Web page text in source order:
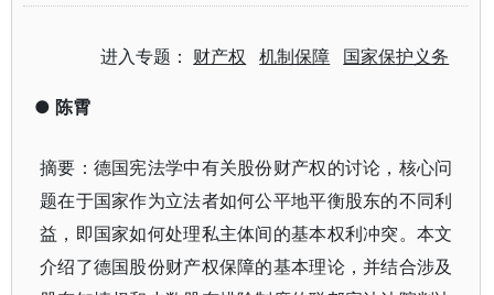
进入专题： 财产权 机制保障 国家保护义务
● 陈霄
摘要：德国宪法学中有关股份财产权的讨论，核心问题在于国家作为立法者如何公平地平衡股东的不同利益，即国家如何处理私主体间的基本权利冲突。本文介绍了德国股份财产权保障的基本理论，并结合涉及股东知情权和少数股东排除制度的联邦宪法法院判决实践，审视德国《股份法》在股份财产权的宪法要求下如何处理公司、股东与公司其他利益相关者以及不同股东群体之间的矛盾冲突。 关键词：财产权 机制保障 国家保护义务 基本权利冲突 比例原则 一、引言 我国宪法学界对于宪法基本权利教义学的讨论尚处于兴起阶段。从基本权利理论已经相当成熟的德国的经验来看，宪法教义学的形成离不开宪法在个案中的运用。如Schmidt-Aßmann教授所言，“所有宪法教义学均是由指导性判决的案情及其相关法律领域的利益结构所共同决定的”。[1]“股份财产权”属于德国宪法财产权中一较新的分支。自上个世纪90年代以来，联邦宪法法院有关股份财产权的判决大量增加。其中大部分案件涉及个别股东因多数股东或者公司管理机关的特定措施导致其股票的丧失或者股票价值的减损而引发的财产性争议。[2]股份财产权案件的增加，也推动了学界对于股份财产权教义学、股份财产权对公司法的影响等问题的讨论。[3]对于对宪法和私法各部门法的关系感兴趣的读者而言，这些讨论值得关注。从股份财产权领域的常见案件类型可以看出，股份财产权处理的核心问题并非防御国家基于财产权的“社会负担”对股东权利进行的侵犯，而是国家作为立法者如何公平地平衡股东的不同利益，换言之国家如何处理私主体之间的基本权利冲突。在德国股份有限公司法中也不乏国家为实现特定政策性目标而动用公司法手段的实例，国家的这些行为同样需要进行以基本法第14条为依据的合宪性审查。这尤其体现为因为金融危机背景下国家接管问题银行的行为。 我国的公司法的立法发端于上世纪80年代的国有企业改革。1993年通过《公司法》的首要任务在于为国有企业建立现在企业制度提供恰当的公司组织和法人治理结构。在公司法实施十年后，公司法应与国有企业改革分离，公司法应为所有市场主体提供普遍适用的规范并为所有投资者并提供平等的投资机会等观点，渐渐成为学界的共识。[4]在对公司法的任务发生认识转变的背景下，2005年的公司法取消对于国有公司的优惠性规定，强调对股东的平等对待。我国的公司法与德国的公司法一样，均承担了为商业活动提供恰当的企业组织形式的任务，均需要处理股东与公司、股东与公司其他利益相关者以及不同股东群体之间的矛盾冲突。故德国基本法中的股份财产权保障对于公司法立法者在界定股东权利及其保护的边界时提出的要求，对于我国公司法的立法也可以产生一定的借鉴作用。 本文将首先梳理股份财产权的基本理论，以勾勒出德国宪法中的“股份财产权”学说的基本面向，然后再简要介绍和分析联邦宪法法院的重要判决并分析股份财产权的宪法保障对德国《股份法》的影响。最后，本文尝试运用德国股份财产权的基本理论对我国现行公司法中有关股东权利的基本问题进行简要评析，希望可以由此从宪法角度反思我国现有的公司法制度。 二、德国宪法中有关股份财产权的基本理论 1、宪法中的财产权及股份财产权概念 在经济和社会生活中，财产权具有核心地位。如联邦宪法法院在其判决中所一贯强调的，在基本权的体系中财产权保障的功能在于确保基本权权利人在财产法领域的自由空间，使个体得以形成自我负责的生活。[5]财产权的属人性及其保障自由的功能，使得财产权的保障可随社会环境的变迁而调整，故财产权的功能以及财产权保障的内涵具有可变性。实物财产权尤其是土地财产权，就其对个人生活构建和存在保障的根本性意义而言逐渐让位于其他的财产积累手段如劳动收入以及国家的社保给付。伴随这一社会环境的变迁，财产权的内涵也超越了实物财产权的范畴，而涵盖了具有财产价值的其他私法权利甚至是公法上的主观权利。[6]联邦宪法法院明确了宪法所保障的财产权的两大基本特征：一是“私用性”（Privatnützigkeit），即某物归属于特定权利主体，可依其私人意志和利益为其所用；二是该权利主体对于该物具有处分权（Verfügungsbefugnis）。[7]由此可见，宪法法院对于财产权的理解是以实物财产权为出发点，要求宪法所保障的具有财产价值的法律地位须如实物财产权一般可以排他性地归属于某一主体且该主体拥有独立自主地来行使该等法律地位的资格。[8] 《基本法》第14条所保护的财产权也包括“股份财产权”。联邦宪法法院的判决中将其表述为由“以公司法为媒介”的、具备私用性和处分权特征的权利。 [9]股份财产权保证股东的财产权和成员权两个面向，前者指股东的财产性法律地位，包括参与利润分配、公司增资时的认购新股和公司解散时参与清算财产的分配的权利，后者指股东参与公司管理的权力，尤其体现为股东的投票权和知情权。 [10]“以公司法媒介”是指，股东的权利是以其作为公司成员的成员权为媒介。股东通常不能直接使用其财产，其使用权仅限于财产价值，除了对股份进行出售或者设立负担外，只能间接通过公司的机关行使处分权。这在股份有限公司中尤其明显，因为依照股份法运用股东提供的资本独立自主展开经营活动属于公司的管理和代表机关（即董事会）的权限范围。根据公司形式的不同及基于公司法中的多数决原则，股东资格的强弱也有差异：在一人有限责任公司里，股东同时也是公司经理，具有单独的决定权；在股权集中的公司中大股东具有很大的影响力，而少数股东的处分权实际上几乎不发挥作用。[11]因此联邦宪法法院认为，股份财产权和实物财产权的区别表现于，“在实物财产权的领域内使用财产的自由、有关财产使用的决定以及该决定所产生的后果均归属于权利人本人，而在股份财产权的领域这三者间的紧密联系被大幅消解”[12]。 不少学者对这一模糊的表述提出了批评，认为宪法法院将企业财产权（Unternehmenseigentum）视为其股东的间接所有权，忽略了股份财产权和企业财产权之间应有的区别并无视内国法人和企业组织依据《基本法》第19条第3款所具备的基本权资格。[13]另有批评者指出，股东获得的财产地位只是公司成员的身份，由此产生的管理和财产性权利所指向的是公司而非归属于公司的财产。 [14]故批评者主张，股东的财产权客体仅是其持有的股份或成员权，而企业的所有权人是公司而非股东。[15]这一看法和民法中将公司财产的所有权归属于公司而非股东的通说是一致的。赞同宪法法院的观点则主张，股份财产权的保障应具有双重功能，股份财产权的客体不仅包括股东对于其股份的直接所有权，还应该包括股东对于依公司法所集结的财产的间接所有权，并进而提出所谓的“最有利原则”，即股东可以根据具体情况就其权利受干涉的层面——直接的成员权或间接的企业所有权或——主张权利保障。[16]这一原则主要针对的问题是评估股份价值时在确定以个体股份的交易价值还是以企业价值作为基准时股东是否可以主张对其最有利的标准。[17]然而，联邦宪法法院并没有认可该原则。[18]联邦宪法法院对股东对于公司财产的间接所有权的认可，表明其更倾向于采用经济性视角（wirtschaftliche Betrachtung）而非形式化的法律（formaljuristisch）视角来对待股份财产权。这和其主张经扩张的财产权概念是一致的。因此，本文认为，批评者的主张并不具有说服力。 德国学界有极少数的学者认为，基本法第14条对财产权的有关规定仅适合于实物财产权，而不适合于基于私法自治所创设的法律地位例如成员权或其他纯债法性法律关系，后者的宪法保障应通过直接保障私人自治的基本法第2条第1款来实现。[19]这一看法忽略了财产权的保护范围已经随时代变迁而逐步扩张，实际上否认了对联邦宪法法院对财产权概念的扩展。[20] 2、股份财产权的保障内容和功能 基本法第14条提供的财产权保障就其主观公权利的面向而言首先是作为防御权抵御国家的侵犯。财产权保障确保权利人持有财产性权利的存续状态——又称“存续状态保障”（Bestandgarantie）或“法律地位保障”（Rechtsstellungsgarantie）——并在基本法第14条第3款有关征收的框架内就法律地位的减损提供“价值保障”（Wertgarantie）。[21]除此之外，财产权保障还包含对私财产权的“机制保障”（Einrichtungs- / Institutsgarantee），要求立法者确保，让私财产权存在并发挥功能的核心规范的存续状态。[22]联邦宪法法院指出，机制保障禁止剥夺私法秩序中对在财产法领域进行基本权保护的活动具有根本意义的实体领域，自由权需要财产权这一法律机制方可使个体独立自主、自我负责地以私用性目的参与经济秩序的建立和构建。[23]除了主观权利的层面外，基本权还具有客观法的功能，包含了客观的价值决定、价值标准。[24]通过对经营性财产权的保障，基本法同时保障了由独立于国家的市场机制和竞争秩序所组织的经济秩序。[25] 财产权保障还会影响私主体之间的法律关系。立法者在建构私法制度时以及法院在解释和适用私法规则时均需要注意财产权的要求。[26]基本权的保护功能使国家有义务防止私主体侵害其他私主体的基本权权益。在进行合比例性审查时，联邦宪法法院除了运用过度作为的禁止（übermaßverbot）外还认可了学说中所形成的对作为不足的禁止（Untermaßverbot）[27]。前者指向对自由权的干预，也是比例原则的通常要求，即立法者只能通过就其拟达到之目的而言恰当、必要及相称的措施侵入基本权利。后者是针对国家的保护义务的实现，要求立法者在兼顾冲突双方各自的法益类型、位阶、被影响的程度及受到影响者自我保护的能力等各方面因素的条件下采取充分的规范性措施有效及恰当地实现基本权保护。[28]在学界就基本权影响私法的方式和范围经历了长期的讨论后，联邦宪法法院和晚近的文献中展示出将“基本权间接第三人效力学说”和“保护命令学说”相结合的趋势：在私法关系中，基本权发挥作用的方式不仅体现为法官在解释诸如善良风俗、诚实信用等概括性条款或者不确定法律概念时应遵循的指导原则，而且还体现为可诉的国家义务，即国家保护基本权免受其他私主体侵犯并且在构建私法秩序时遵循基本权要求的义务。[29]保护义务的实现往往需要面对所谓的“相互性”（Reziprozität）问题 [30]。因为参与民事纠纷的私主体均为基本权权利人，对一基本权主体有利的保护性措施往往同时影响其他基本权主体的基本权，形成基本权冲突。由于宪法本身缺乏解决这类冲突的标准，法治国原则所要求的私法秩序的可靠性和安定性要求首先由立法者通过细致明确的规则来调和私主体发生冲突的法律地位。[31] 股份财产权的实体内容依赖于一定的组织结构，因为企业是一个复杂的人和物的集合体，其必须借助组织结构方才能具备行动能力。[32]故股份财产权首先要求，立法者为以从事经营活动为导向的个人的集合体提供可以发挥功能的组织形式，具体而言立法者需要分配和界定作为公司成员的股东各自的法律地位并为公司内部的冲突提供解决方案。[33]换言之，股份财产权的主要功能体现为两个方面，一是立法者通过提供公司制度以实现财产权的机制保障功能，二是国家保护义务在立法者制定股份公司法和法院适用该法时的实现。需要注意的是，机制保障作为立法者活动的最远边界（äußerste Grenze）只有在极端情形下才能展现出来，例如立法者彻底取消了公司制度。在职工集体共决一案的判决中，联邦宪法法院指出，只要就公司的财产尚不能违背所有股东的意志做出决定，只要股东不会因为职工参与就丧失对选拔公司经营者的控制，只要股东还保有最终的决定权，那么立法者就尚未越过宪法上允许的界定和限制财产权的规范的界限。[34]这一阐述生动表达出财产权机制保障作为最远边界的功能。同样在该判决中，联邦宪法法院针对基本法第9条第1款的结社自由指出，立法者须提供足够多样的、就不同类型的结社而言恰当的法律形式供人民选择，尤其须确保社团及其机关可以发挥功能。[35]Wolfang Schön教授指出，结社自由着眼于多人为实现共同目的而集结的人合属性，尚不能完全满足多人集合自己的财产共同从事经营活动时对使用其财产的需求。股份财产权的机制保障正是要求立法者通过提供恰当的公司形式以满足人民集体行使财产权的需求。[36]通过分析宪法法院判决，他进而提出了股份财产权的宪法保障要求公司法领域立法的“前后一致性”（Folgerichtigkeit）。[37]具体而言，立法者必须保障保证股东获得可以保证其参与公司意志形成的最低限度的信息权、决策权和控制权，“以确保原初的单一所有权所具有的的控制权和财产权元素借助公司组织这一媒介还可以继续存在”。[38]国家的保护义务的实现要求恰当处理股份有限公司中私主体的基本权利冲突。在私主体的关系中，立法者必须必须以均衡考虑各方基本权利的方式来实现对私主体自由的保障与限制。[39]故Schmidt-Aßmann认为股份财产权的教义学应是以平等考虑私主体法益为导向、从基本权角度处理其冲突的教义学，并提出所谓的“等距要求”（Gebot der Äquidistanz），即立法者在依据基本法第14条第1款第2句就财产权立法时须与所有的私主体保持同等距离。[40]这一观点也得到联邦宪法法院的认可。[41] 相较于机制保障和国家保护义务这两种功能，股份财产权的作为防御权的功能则显得比较薄弱。其原因在于，与对于财产权教义学的形成具有根本性影响的土地所有权[42]不同，股份财产权领域罕有出现国家为执行特定公共利益而对股东的法律地位直接进行干预的案件。其中值得一提的例子，一是1998年的《控制和透明性法案》（KonTraG）取消了《股份法》中的多数表决权股，以全面实现一股一权的基本原则，二是在金融危机背景下德国于2009年4月7日通过的《为稳定金融市场接管企业法案》，允许国家在对于金融体系有关键作用的银行陷入破产危机时为确保金融市场的稳定征收问题银行股东的股份。就前者而言，立法者取消股东已经获得的多重投票权无疑是对其法律地位的侵入，该行为在宪法上的正当性理由体现为恢复一股一权的基本原则有助于提高公司结构的透明性，有关该法律变更的合宪性讨论集中于过渡性规则是否恰当以及对股东丧失的投票权地位如何补偿的问题。[43]后一部法案通过后则在学界引发了极大的争议。[44]但是，该法案并没有实际发挥作用。其一，其有限期仅到2009年6月30日；其二，在当时面临的抵押银行控股有限公司（Hypo Real Estate Holding AG / HRE）破产案中，联邦政府也没有采用该法案中明确规定的征收机制，而是运用了与该法案同日通过的《加速金融市场稳定法案》中规定的机制逐步接管该银行。[45] 3、股份财产权的权利人和义务人 股份财产权的权利人包括所有自然人，而无论其是否具有德国国籍。[46]根据基本法第19条第3款，内国法人（含住所地在欧盟境内的法人）也是财产权的权利人。[47]公法法人虽然可以成为民法上的所有权人，但是通常情况下并非基本权利的权利人，而是受到基本权直接的拘束。[48]如果私法法人的股份均归国家（联邦政府、州政府或地方政府）所有，那么无论该私法组织是从事经营行为还是履行生存保障的国家义务，联邦宪法法院判决和通说均否认其基本权利主体资格。 [49]绝大多数学者认为，这类组织受到基本权利的直接拘束[50]，这一观点也得到联邦宪法法院的认同[51]。存在显著争议的是公法法人和私主体共同出资的所谓“混合经营”企业的基本权资格问题。主流观点反对个案导向的解决思路，认为不应该依据企业是否执行国家任务时而肯定时而否定同一企业的基本权资格，而只能一概地肯定或者否定。[52]然而，就具体的判断标准而言，存在相当大的观点分歧。在1990年的汉堡电厂股份有限公司（HEW AG）一案的裁定中，联邦宪法法院以该公司作为能源企业具有法定的履行生存保障（Daseinsvorsorge）的义务以及公法主体基于其高达72%的出资而获得的决定性影响为由否定了该公司的基本权主体资格并以程序不合法为由驳回其宪法诉愿。 [53]这一案件在学说中倍受批评。有的学者认为联邦宪法法院对于作为少数股东的私股东的基本权利考虑不足，主张基于股份所有权以“公司法为媒介”的性质应肯定混合经营企业的基本权主体资格。[54]持反对意见者则强调不应允许国家通过“逃入”混合经营企业而摆脱基本权利的约束。[55]第三类观点反对联邦宪法法院在上诉案件中的论证方式，但是在认可其结论并主张在公主体控制企业的情形下否定相关企业的基本权利主体资格。[56]后一种观点在新近的法兰克福机场公司（Fraport AG）一案中得到印证。在相关裁定中联邦宪法法院明确指出：“由公法人所控制的以私法形式组织的混合经营企业与国家独有的、以私法形式组织的公营企业一样，均受到基本权直接的拘束”。[57]如果说一主体的基本权主体资格和受基本权的拘束是同一个问题的两个侧面[58]，那么法兰克福机场公司一案的判决所确立的标准也应该适用于对混合经营企业基本权主体资格的判断。[59] 基本权无论是作为主观的防御权（Abwehrrechte）或是参与权（Teilhaberechte）抑或是作为保护命令（Schutzgebote）均是指向国家。[60]在公司中，公司股东——即便是掌控公司命运的大股东——也非基本权规范的对象[61]，除非该股东系公法人。在这种情况下，其对股东权利的行使受到基本权拘束。[62]虽然公司大股东可能构成所谓的“社会暴力”（soziale Gewalt）或“中间暴力”（intermediäre Gewalt） [63]，然而大小股东事实上的权力地位的差异尚不足以将大股东的地位与有权单方面要求人民绝对服从的国家权力相提并论，因为股东之间的法律关系的产生原则上还是以私法自治为基础的。[64]依照将“基本权间接第三人效力”与“保护命令”相结合的主流学说[65]，公司中少数股东基本权利地位的保护也不应该通过给大股东施加基本权的拘束加以实现。由于发生冲突的私主体均可以诉诸基本权利而且由于基本权内容上的不确定性，承认少数股东的股份财产权对于大股东的拘束力并不能为解决该等冲突提供恰当的方案。股份财产权对股东间关系的作用，不仅体现为法院在运用公司法中的概括性条款——如股东的忠实义务、《股份法》第53a条的股东平等原则——时需要遵循股份财产权对公平合理平衡股东利益提出的宪法上的要求。而且在经国家高度规制的股份公司法框架内，从股份财产权的角度需要回答的问题是立法者是否及在多大程度下可以赋予多数股东影响少数股东法律地位的资格。[66] 4、股份财产权受到影响的形态 传统的基本权教义学使用“侵入”这一概念来描述国家权力对于基本权的干预。这一概念适合于基本权发挥防御功能的情形。以土地征收为例：被剥夺的土地所有权属于财产权的“保护领域”（Schutzbereich），而立法者设定法定剥夺权限属于公权力“侵入”（eingreifen）财产权保护领域，该等侵入在宪法上必须正当化。“侵入”概念在德国宪法学界并非无争议。不少学者认为其在教义学上的功能在于将需要正当化与不需要正当化的措施区分开来，然而其不足以涵盖所有需要正当化的国家行为，在判断国家行为是否需要正当化时起决定性作用的不应是行为类型而应是行为对于基本权所保护的法益（grundrechtliche Schutzgüter）所产生的影响，因此他们主张用“基本权所保护的法益”来取代“保护领域”，用“影响”（Einwirkung）来取代“侵入”。[67]国家权力发生影响的形态多种多样，除了侵入行为外，国家权利可以限制（einschränken）基本权所保护的法益或者对其在法律上进行构建（gesetzliche Ausgestaltung）或者发生事实上的影响。[68]对基本权所保护的法益在法律上进行构建或做出限制，二者之间只有模糊的界限，这在财产权中体现尤为明显。基本法第14条第1款使用了“内容性和限制性规则”这一组概念。依照通说的观点，无区分内容性和限制性规则的必要，因为任何有关内容的规则也包括了限制于其中。[69] 鉴于股份财产权的核心功能不在于防御国家权力侵犯，而在于提供机制保障以及解决私主体（股东）基本权冲突，故本文使用“影响”而非“侵入”作为涉及财产权的国家行为的上位概念。在财产权领域里，内容和限制性规范以及征收是国家权力影响财产权的最重要的两种形式。二者如何区分不仅是学界讨论的重要问题也在基本权的实践中具有重要意义。区分二者的现实意义在于，征收是以合理补偿为正当性条件，而对于财产权的限制通常并不要求补偿。[70]因为法律后果的根本性差异，故联邦宪法法院及通说均认为二者之间并无所谓的模糊界限，而是截然有别。[71]联邦宪法法院将征收界定为“为实现特定公共任务而全部或部分剥夺基本法第14条第1款第1句意义上的具体财产权地位”的行为。 [72]这一形式化的征收概念其内涵窄于过去以国家侵入行为的严重程度作为区分标准的实质性征收概念。[73]学说中也大体认同征收具备剥夺受保护的法律地位、以有针对性的高权行为为形式以及目的在于实现特定公共任务这三大特征，而合法与否并非征收概念的必要元素。[74]有争议的是，是否需要“通过公权力获取财物”（Güterbeschaffung）这一特征。在2001年有关土地财产权的一个判决中，联邦宪法法院明确指出“征收以剥夺具体的法律地位为前提，但是并非所有的剥夺构成基本法第14条第3款的征收。征收仅限于以公权力的手段获得财物以执行特定的、服务于公共任务的计划的情形”。[75]有的学者指出，为清晰区分内容和限制性规则与征收，联邦宪法法院强调征收是一个获取财物的过程，从而回归了将征收视为“通过法律所允许的行政行为将土地所有权转让给另一个出于公法上的理由而获得优待的主体且付补偿义务的行为”的经典概念。[76]因为征收的目的在于为公共任务服务，故以平衡私人利益为目的剥夺法律地位不构成征收。[77] 股份财产权领域相关的经典问题是，《股份法》和《企业改组法》允许多数股东将少数股东逐出公司从而使后者丧失其成员权，该等规则是否构成征收。在有关股份财产权的第一案1962年的Feldmühle案中，联邦宪法法院指出，征收是国家通过法律或者行政行为对财产权的强制性干预，而《企业改组法》有关条款只是赋予股东大会调整股东间私法法律关系的资格从而提供了影响股东权利的法律基础，而直接影响股东法律地位的并非国家的高权行为而是纯粹属于私行为的股东大会改组决议，故有关条款不构成征收。[78]基于同样的理由，联邦宪法法院将《股份法》中产生少数股东排除效果的规则以及2001年引入的“少数股东排除程序”（Squeeze Out）均视为内容和限制性条款，而非征收。在2008金融危机的背景下，德国国会于2009年4月7日通过《加速金融市场稳定法案》简化了《股份法》和《并购法》中的排除少数股东的制度，例如该法案第12条将《股份法》中将申请排除程序的大股东需要持股95%的要求降低到90%，从而使得联邦政府的“稳定金融市场特别基金”（SoFin）可以较为容易地排除问题银行中的少数股东，从而迅速进行重整以到快速恢复金融市场稳定的目的。在重组抵押银行控股有限公司（HRE）的过程中，“特别基金”采用了上述法案中规定的方式，通过定向增资、公开收购要约及再次增资逐步获得90%股份，并促成股东大会达成排除少数股东的决议。少数股东就该决议所依据的法律条款违宪为由提起了撤销之诉。一审和二审法院均认可了上述法案第12条的合宪性。在股份财产权的框架内，法院指出，该法案虽然授权特别基金为稳定某金融机构而购入其股份，但是并没有授权其通过强制性购入股份的方式侵入股权。特别基金必须通过《股份法》规定的排除程序才能使其购入股份的行为合法化，而股份法中少数股东排除规则依照联邦宪法法院的判决并不构成征收，而是属于内容和限制性条款。[79]该上诉判决尚未生效，联邦法院第三审结果尚不得知。批评者认为，联邦宪法法院关于股份法中少数股东排除规则的判决不应该适用于《加速金融市场稳定法案》，因为该法案不涉及财产权的“私用性”，无关于大小股东的私用性财产权利益的平衡，国家借助